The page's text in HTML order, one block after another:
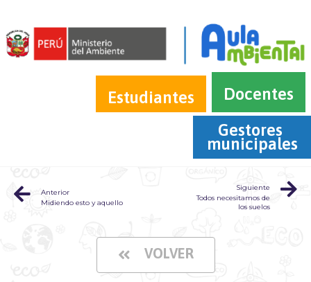
Estudiantes
Docentes
Gestores
municipales
Anterior
Midiendo esto y aquello
Siguiente
Todos necesitamos de
los suelos
VOLVER